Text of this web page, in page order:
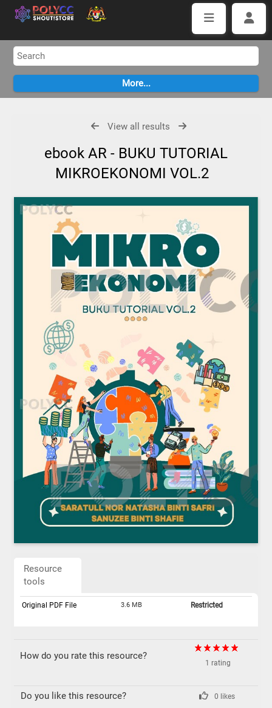
View all results
ebook AR - BUKU TUTORIAL
MIKROEKONOMI VOL.2
Resource
tools
Original PDF File 3.6 MB Restricted
How do you rate this resource?
1 rating
Do you like this resource? 0 likes